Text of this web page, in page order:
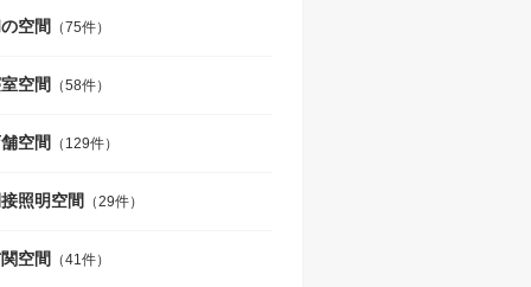
空間 （75件）
空間 （58件）
空間 （129件）
照明空間 （29件）
空間 （41件）